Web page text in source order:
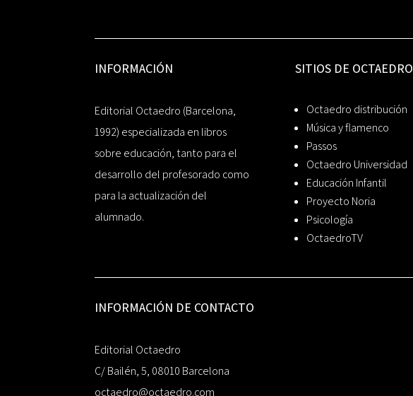
INFORMACIÓN
Editorial Octaedro (Barcelona,
1992) especializada en libros
sobre educación, tanto para el
desarrollo del profesorado como
para la actualización del
alumnado.
SITIOS DE OCTAEDRO
Octaedro distribución
Música y flamenco
Passos
Octaedro Universidad
Educación Infantil
Proyecto Noria
Psicología
OctaedroTV
INFORMACIÓN DE CONTACTO
Editorial Octaedro
C/ Bailén, 5, 08010 Barcelona
octaedro@octaedro.com